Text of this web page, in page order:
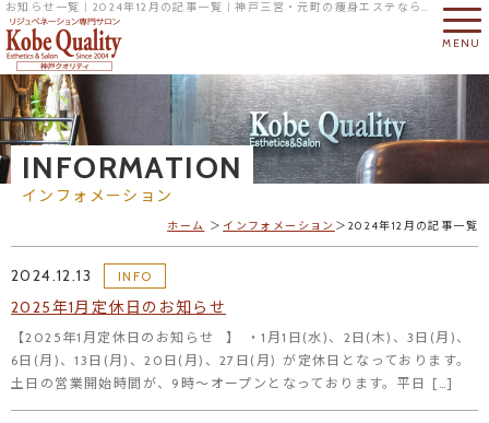
お知らせ一覧｜2024年12月の記事一覧｜神戸三宮・元町の痩身エステならリジュベネーション専門サロンの神戸クオリティへ
MENU
INFORMATION
インフォメーション
ホーム インフォメーション 2024年12月の記事一覧
2024.12.13 INFO
2025年1月定休日のお知らせ
【2025年1月定休日のお知らせ⠀】 ・1月1日(水)、2日(木)、3日(月)、
6日(月)、13日(月)、20日(月)、27日(月) が定休日となっております。
土日の営業開始時間が、9時～オープンとなっております。平日 […]